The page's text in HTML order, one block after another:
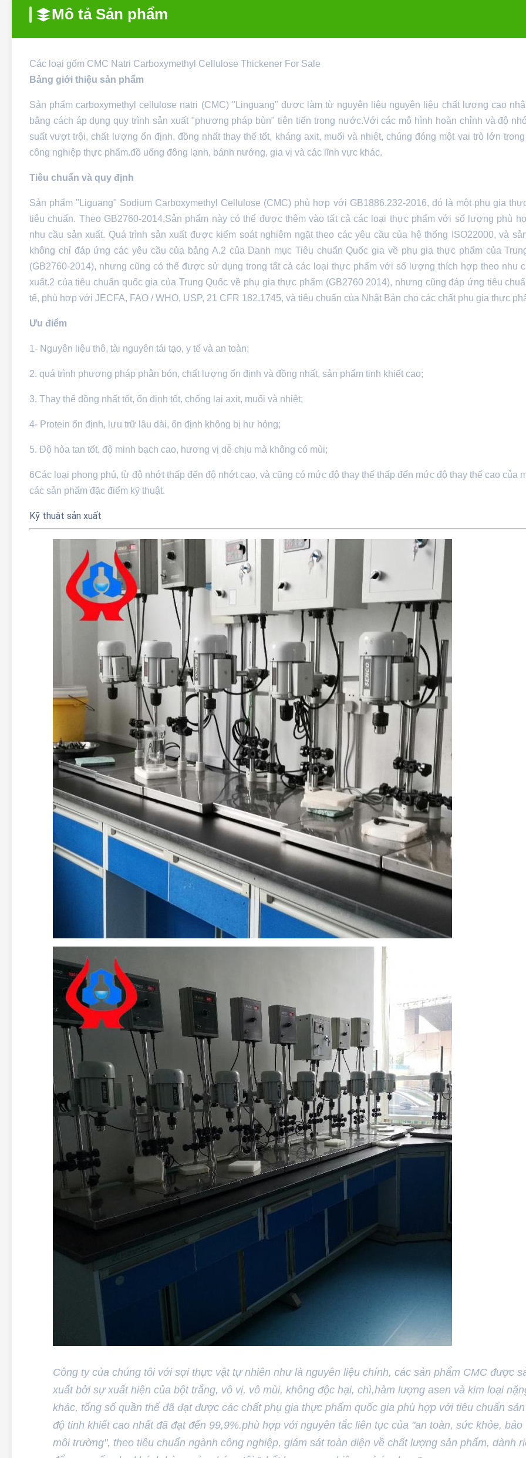
Mô tả Sản phẩm
Các loại gốm CMC Natri Carboxymethyl Cellulose Thickener For Sale
Bảng giới thiệu sản phẩm
Sản phẩm carboxymethyl cellulose natri (CMC) "Linguang" được làm từ nguyên liệu nguyên liệu chất lượng cao
bằng cách áp dụng quy trình sản xuất "phương pháp bùn" tiên tiến trong nước.Với các mô hình hoàn chỉnh và độ
suất vượt trội, chất lượng ổn định, đồng nhất thay thế tốt, kháng axit, muối và nhiệt, chúng đóng một vai trò lớn
công nghiệp thực phẩm.đồ uống đông lạnh, bánh nướng, gia vị và các lĩnh vực khác.
Tiêu chuẩn và quy định
Sản phẩm "Liguang" Sodium Carboxymethyl Cellulose (CMC) phù hợp với GB1886.232-2016, đó là một phụ gia
tiêu chuẩn. Theo GB2760-2014,Sản phẩm này có thể được thêm vào tất cả các loại thực phẩm với số lượng phù
nhu cầu sản xuất. Quá trình sản xuất được kiểm soát nghiêm ngặt theo các yêu cầu của hệ thống ISO22000, và
không chỉ đáp ứng các yêu cầu của bảng A.2 của Danh mục Tiêu chuẩn Quốc gia về phụ gia thực phẩm của
(GB2760-2014), nhưng cũng có thể được sử dụng trong tất cả các loại thực phẩm với số lượng thích hợp theo nhu
xuất.2 của tiêu chuẩn quốc gia của Trung Quốc về phụ gia thực phẩm (GB2760 2014), nhưng cũng đáp ứng tiêu
tế, phù hợp với JECFA, FAO / WHO, USP, 21 CFR 182.1745, và tiêu chuẩn của Nhật Bản cho các chất phụ gia thực
Ưu điểm
1- Nguyên liệu thô, tài nguyên tái tạo, y tế và an toàn;
2. quá trình phương pháp phân bón, chất lượng ổn định và đồng nhất, sản phẩm tinh khiết cao;
3. Thay thế đồng nhất tốt, ổn định tốt, chống lại axit, muối và nhiệt;
4- Protein ổn định, lưu trữ lâu dài, ổn định không bị hư hỏng;
5. Độ hòa tan tốt, độ minh bạch cao, hương vị dễ chịu mà không có mùi;
6Các loại phong phú, từ độ nhớt thấp đến độ nhớt cao, và cũng có mức độ thay thế thấp đến mức độ thay thế cao của
các sản phẩm đặc điểm kỹ thuật.
Kỹ thuật sản xuất
Công ty của chúng tôi với sợi thực vật tự nhiên như là nguyên liệu chính, các sản phẩm CMC được
xuất bởi sự xuất hiện của bột trắng, vô vị, vô mùi, không độc hại, chì,hàm lượng asen và kim loại
khác, tổng số quần thể đã đạt được các chất phụ gia thực phẩm quốc gia phù hợp với tiêu chuẩn sản
độ tinh khiết cao nhất đã đạt đến 99,9%.phù hợp với nguyên tắc liên tục của "an toàn, sức khỏe, bảo
môi trường", theo tiêu chuẩn ngành công nghiệp, giám sát toàn diện về chất lượng sản phẩm, dành